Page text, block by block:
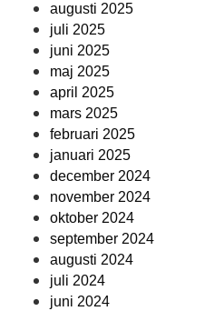
augusti 2025
juli 2025
juni 2025
maj 2025
april 2025
mars 2025
februari 2025
januari 2025
december 2024
november 2024
oktober 2024
september 2024
augusti 2024
juli 2024
juni 2024